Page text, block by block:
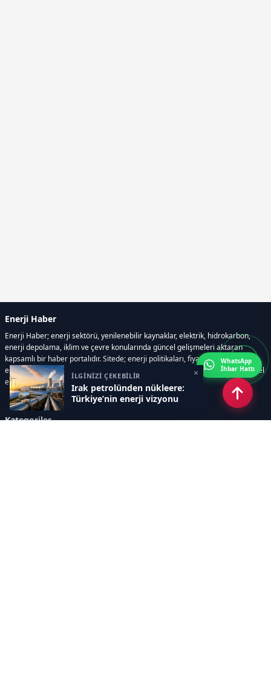
İLGİNİZİ ÇEKEBİLİR
Irak petrolünden nükleere:
Türkiye’nin enerji vizyonu
×
Enerji Haber
Enerji Haber; enerji sektörü, yenilenebilir kaynaklar, elektrik, hidrokarbon,
enerji depolama, iklim ve çevre konularında güncel gelişmeleri aktaran
kapsamlı bir haber portalıdır. Sitede; enerji politikaları, fiyat hareketleri,
elektrik kesintileri, yeni teknolojiler, nükleer enerji, elektrikli araçlar ve küresel
enerji krizleri gibi başlıklar öne çıkar.
Kategoriler
WhatsApp
İhbar Hattı